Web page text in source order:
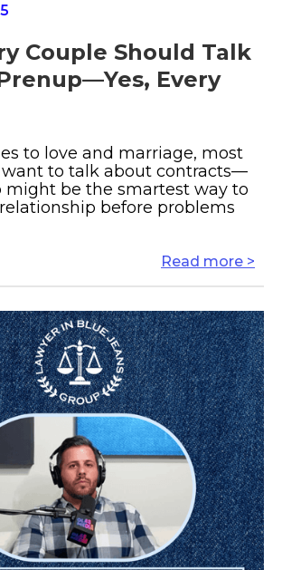
Couple Should Talk
Every
to love and marriage, most
want to talk about contracts—
might be the smartest way to
before problems
Read more >